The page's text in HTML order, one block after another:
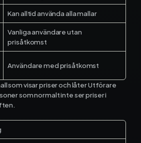
Kan alltid använda alla mallar
Vanliga användare utan
prisåtkomst
Användare med prisåtkomst
som visar priser och låter Utförare
som normalt inte ser priser i